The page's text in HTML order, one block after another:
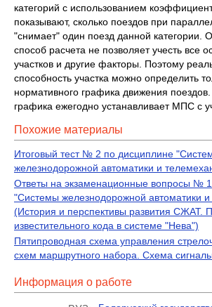
категорий с использованием
показывают, сколько поездов при
"снимает" один поезд данной категории.
способ расчета не позволяет учесть все
участков и другие факторы. Поэтому
способность участка можно определить
нормативного графика движения
графика ежегодно устанавливает МПС с
Похожие материалы
Итоговый тест № 2 по дисциплине
железнодорожной автоматики и
Ответы на экзаменационные вопросы №
"Системы железнодорожной автоматики
(История и перспективы развития СЖАТ.
известительного кода в системе "Нева")
Пятипроводная схема управления
схем маршрутного набора. Схема
Информация о работе